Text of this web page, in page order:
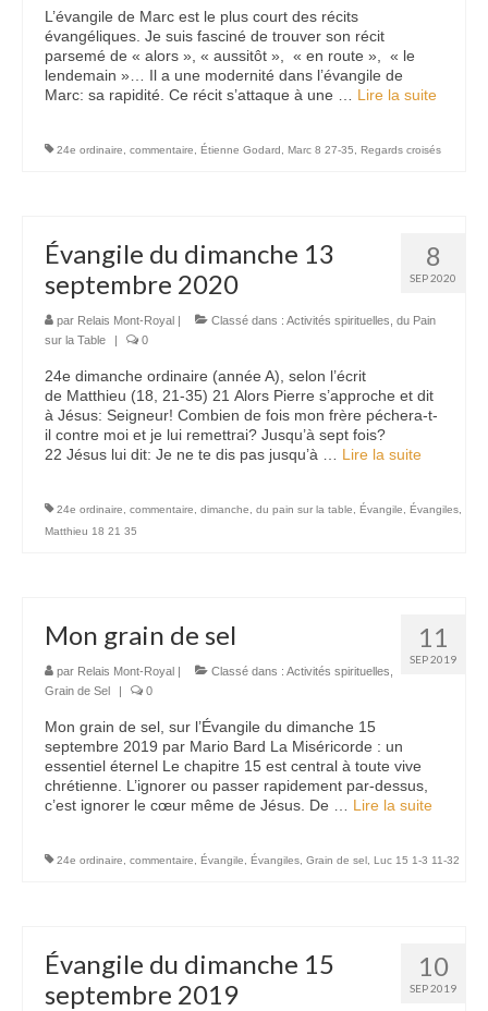
L’évangile de Marc est le plus court des récits
évangéliques. Je suis fasciné de trouver son récit
parsemé de « alors », « aussitôt », « en route », « le
lendemain »… Il a une modernité dans l’évangile de
Marc: sa rapidité. Ce récit s’attaque à une … Lire la suite­­
24e ordinaire commentaire Étienne Godard Marc 8 27-35 Regards croisés
8
SEP 2020
Évangile du dimanche 13
septembre 2020
par Relais Mont-Royal | Classé dans : Activités spirituelles du Pain
sur la Table
| 0
24e dimanche ordinaire (année A), selon l’écrit
de Matthieu (18, 21-35) 21 Alors Pierre s’approche et dit
à Jésus: Seigneur! Combien de fois mon frère péchera-t-
il contre moi et je lui remettrai? Jusqu’à sept fois?
22 Jésus lui dit: Je ne te dis pas jusqu’à … Lire la suite­­
24e ordinaire commentaire dimanche du pain sur la table Évangile Évangiles
Matthieu 18 21 35
11
SEP 2019
Mon grain de sel
par Relais Mont-Royal | Classé dans : Activités spirituelles
Grain de Sel
| 0
Mon grain de sel, sur l’Évangile du dimanche 15
septembre 2019 par Mario Bard La Miséricorde : un
essentiel éternel Le chapitre 15 est central à toute vive
chrétienne. L’ignorer ou passer rapidement par-dessus,
c’est ignorer le cœur même de Jésus. De … Lire la suite­­
24e ordinaire commentaire Évangile Évangiles Grain de sel Luc 15 1-3 11-32
10
SEP 2019
Évangile du dimanche 15
septembre 2019